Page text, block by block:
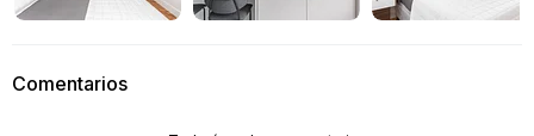
Comentarios